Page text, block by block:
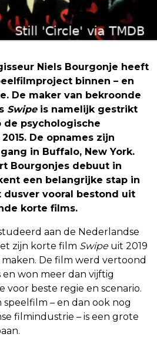
Niels Bourgonje heeft
binnen – en
De maker van bekroonde
Swipeis namelijk gestrikt
psychologische
De opnames zijn
in Buffalo, New York.
Bourgonjes debuut in
een belangrijke stap in
vooral bestond uit
korte films.
aan de Nederlandse
zijn korte film Swipeuit 2019
De film werd vertoond
won meer dan vijftig
voor beste regie en scenario.
speelfilm – en dan ook nog
filmindustrie – is een grote